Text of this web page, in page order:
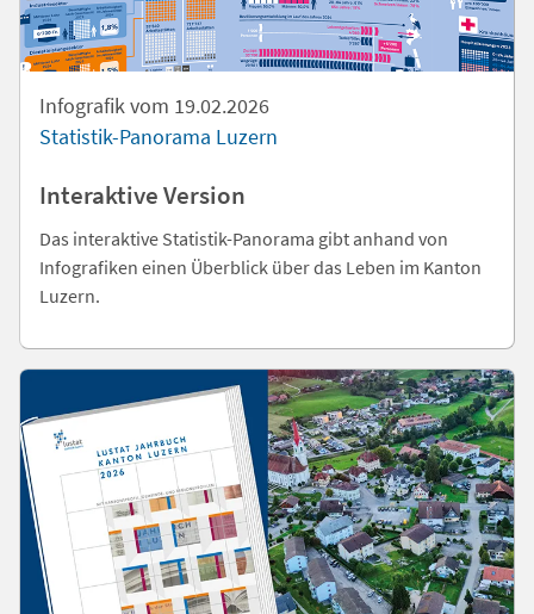
Infografik vom 19.02.2026
Statistik-Panorama Luzern
Interaktive Version
Das interaktive Statistik-Panorama gibt anhand von
Infografiken einen Überblick über das Leben im Kanton
Luzern.